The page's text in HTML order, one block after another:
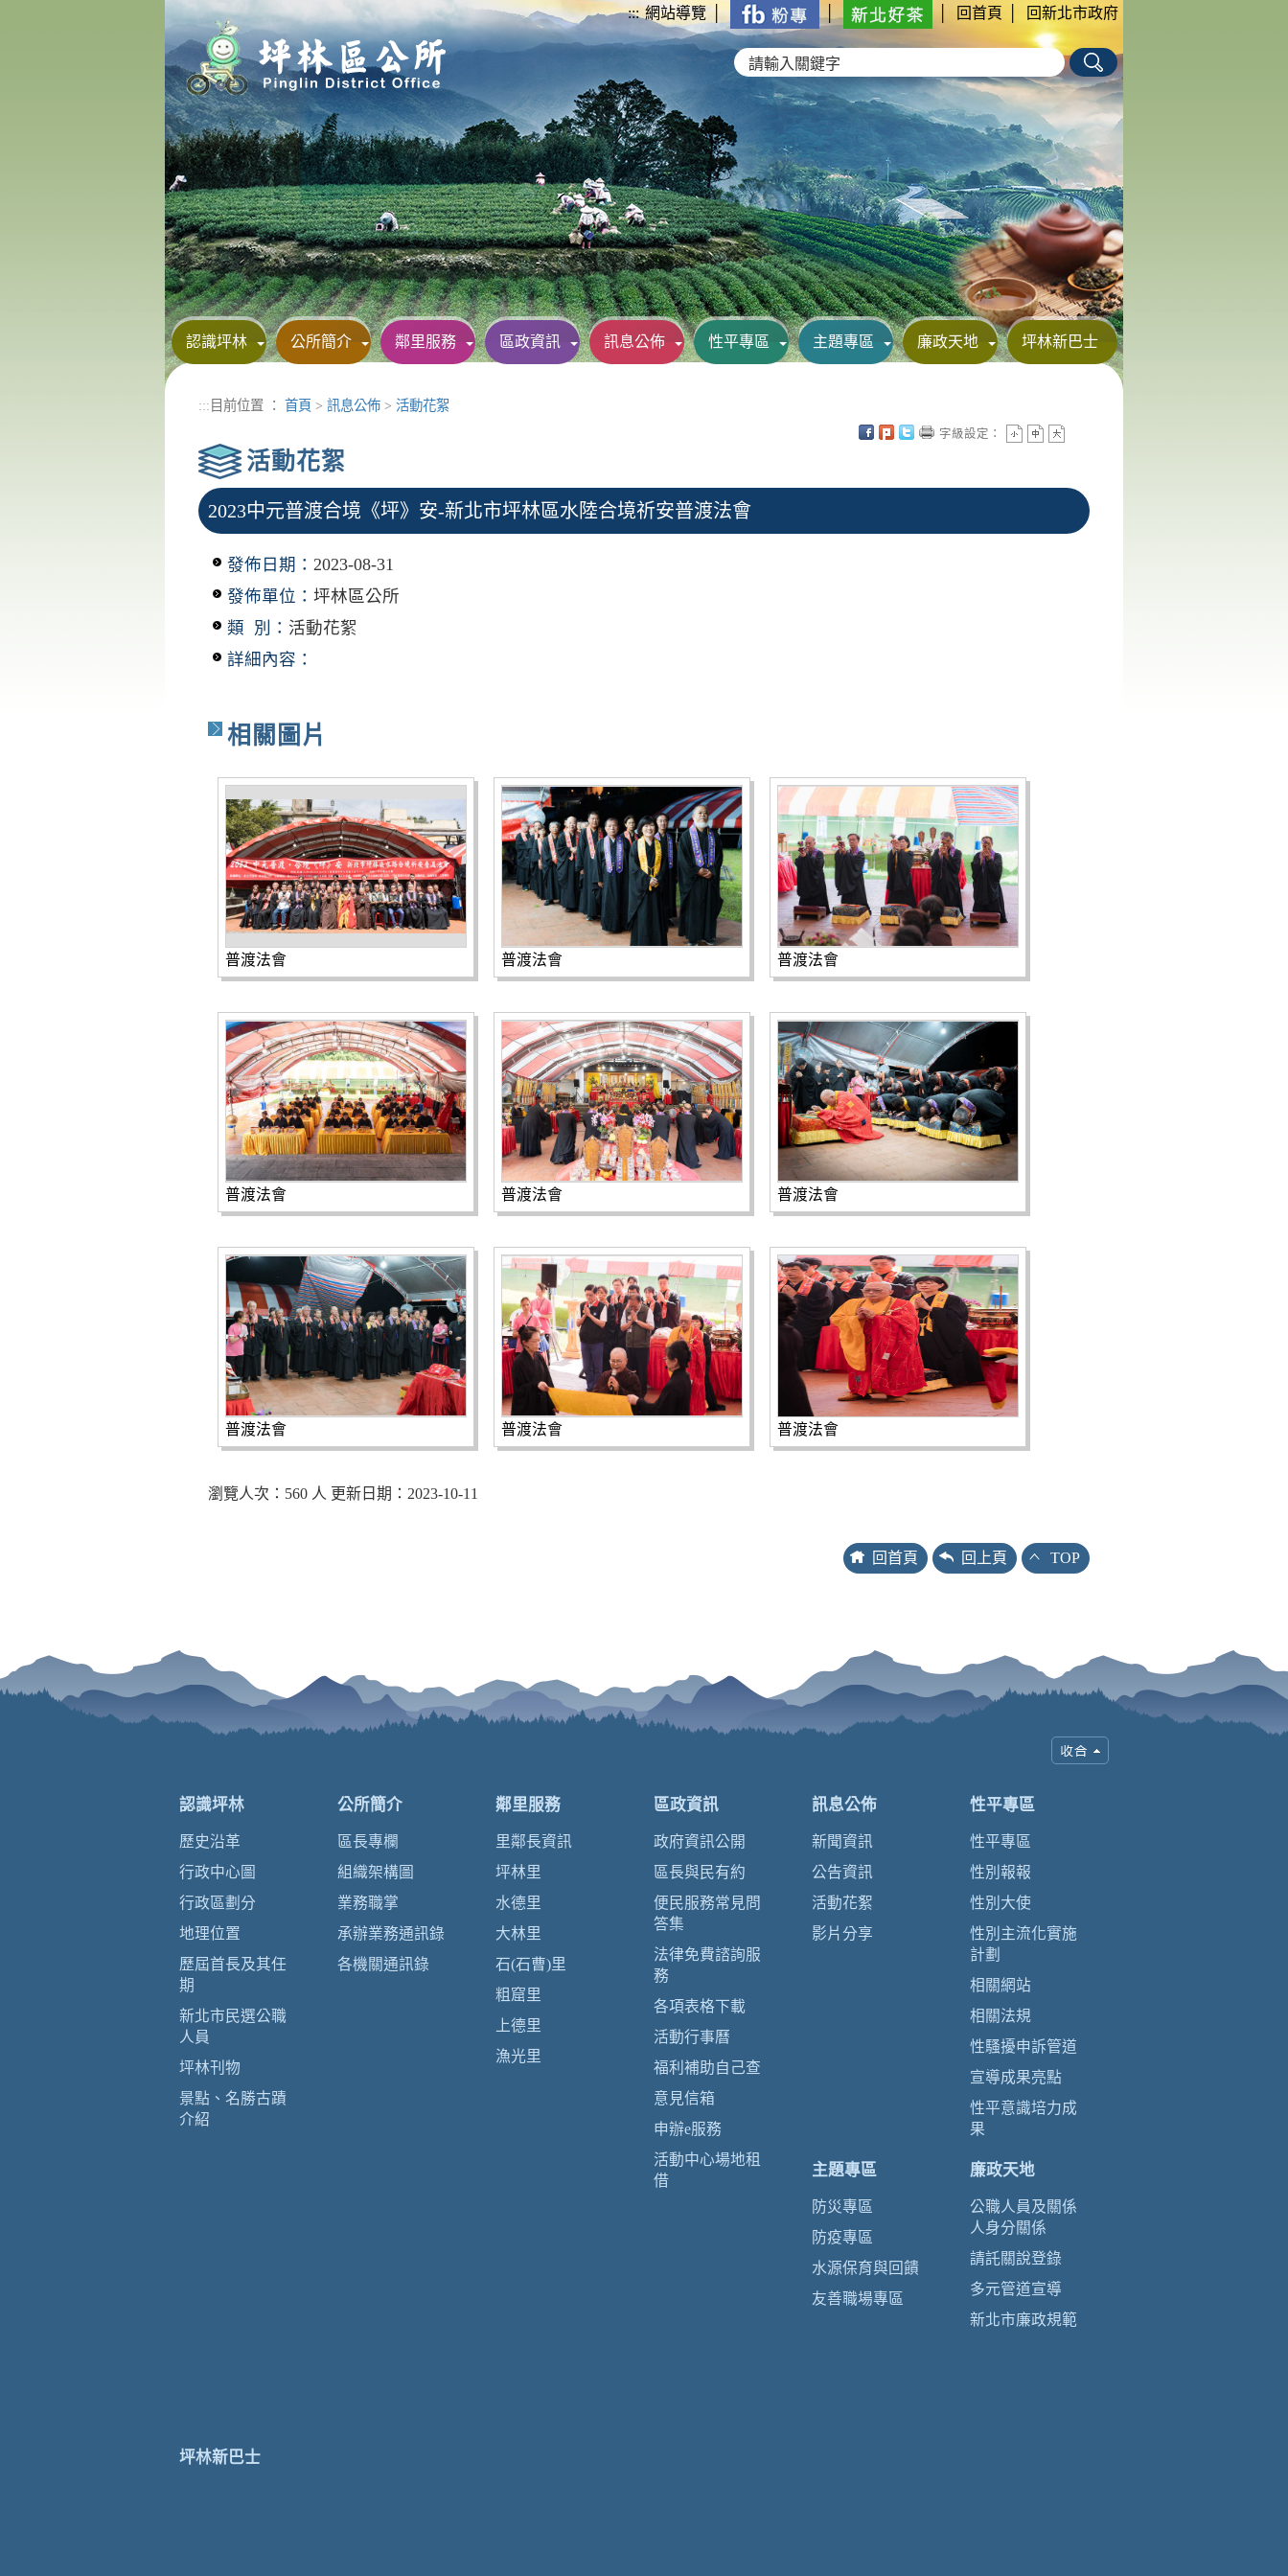
::: 網站導覽 │ │ 回首頁 回新北市政府
認識坪林 公所簡介 鄰里服務 區政資訊 訊息公佈 性平專區 主題專區 廉政天地 坪林新巴士
::: 目前位置 ： 首頁 > 訊息公佈 > 活動花絮
活動花絮
字級設定：
2023中元普渡合境《坪》安-新北市坪林區水陸合境祈安普渡法會
發佈日期： 2023-08-31
發佈單位： 坪林區公所
類 別： 活動花絮
詳細內容：
相關圖片
普渡法會 普渡法會 普渡法會
普渡法會 普渡法會 普渡法會
普渡法會 普渡法會 普渡法會
瀏覽人次：560 人 更新日期：2023-10-11
回首頁 回上頁 TOP
認識坪林
歷史沿革
行政中心圖
行政區劃分
地理位置
歷屆首長及其任
期
新北市民選公職
人員
坪林刊物
景點、名勝古蹟
介紹
公所簡介
區長專欄
組織架構圖
業務職掌
承辦業務通訊錄
各機關通訊錄
鄰里服務
里鄰長資訊
坪林里
水德里
大林里
石(石曹)里
粗窟里
上德里
漁光里
區政資訊
政府資訊公開
區長與民有約
便民服務常見問
答集
法律免費諮詢服
務
各項表格下載
活動行事曆
福利補助自己查
意見信箱
申辦e服務
活動中心場地租
借
訊息公佈
新聞資訊
公告資訊
活動花絮
影片分享
性平專區
性平專區
性別報報
性別大使
性別主流化實施
計劃
相關網站
相關法規
性騷擾申訴管道
宣導成果亮點
性平意識培力成
果
主題專區
防災專區
防疫專區
水源保育與回饋
友善職場專區
廉政天地
公職人員及關係
人身分關係
請託關說登錄
多元管道宣導
新北市廉政規範
坪林新巴士